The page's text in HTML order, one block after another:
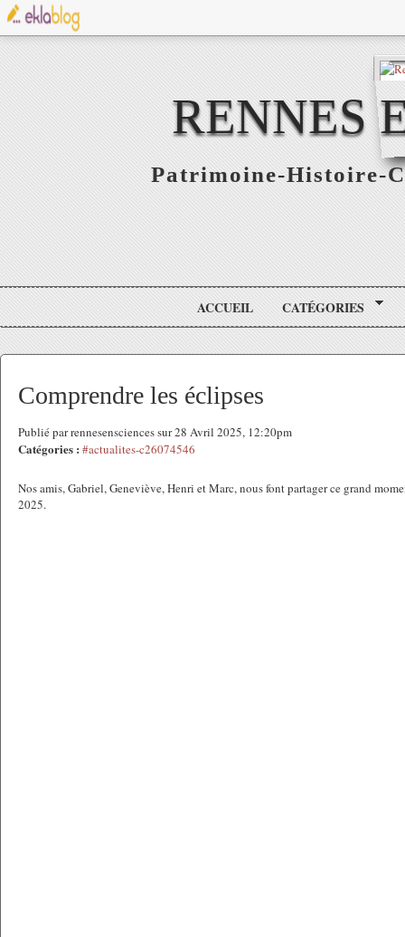
RENNES
Patrimoine-Histoire-
ACCUEIL CATÉGORIES
Comprendre les éclipses
Publié par rennesensciences sur 28 Avril 2025, 12:20pm
Catégories : #actualites-c26074546
Nos amis, Gabriel, Geneviève, Henri et Marc, nous font partager ce grand
2025.